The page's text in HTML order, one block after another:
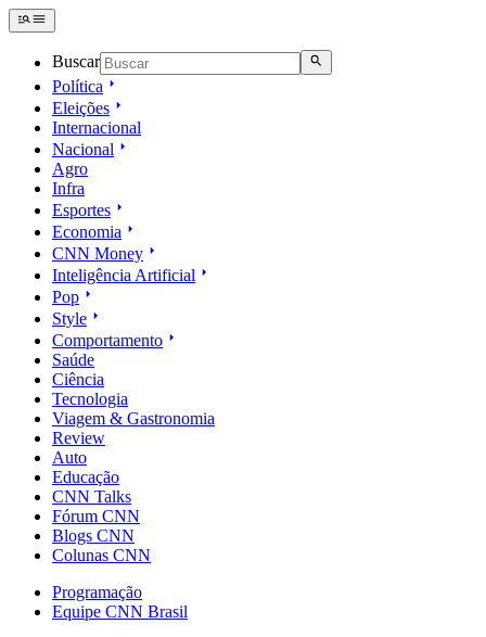
Buscar
Política
Eleições
Internacional
Nacional
Agro
Infra
Esportes
Economia
CNN Money
Inteligência Artificial
Pop
Style
Comportamento
Saúde
Ciência
Tecnologia
Viagem & Gastronomia
Review
Auto
Educação
CNN Talks
Fórum CNN
Blogs CNN
Colunas CNN
Programação
Equipe CNN Brasil